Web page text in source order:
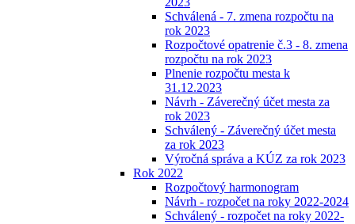
Schválená - 7. zmena rozpočtu na
rok 2023
Rozpočtové opatrenie č.3 - 8. zmena
rozpočtu na rok 2023
Plnenie rozpočtu mesta k
31.12.2023
Návrh - Záverečný účet mesta za
rok 2023
Schválený - Záverečný účet mesta
za rok 2023
Výročná správa a KÚZ za rok 2023
Rok 2022
Rozpočtový harmonogram
Návrh - rozpočet na roky 2022-2024
Schválený - rozpočet na roky 2022-